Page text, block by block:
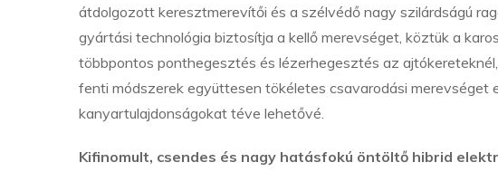
átdolgozott keresztmerevítői és a szélvédő nagy szilárdságú
gyártási technológia biztosítja a kellő merevséget, köztük a
többpontos ponthegesztés és lézerhegesztés az
fenti módszerek együttesen tökéletes csavarodási merevséget
kanyartulajdonságokat téve lehetővé.
Kifinomult, csendes és nagy hatásfokú öntöltő hibrid